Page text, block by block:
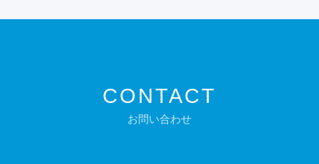
CONTACT
お問い合わせ